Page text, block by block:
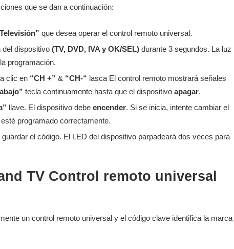
que se dan a continuación:
que desea operar el control remoto universal.
del dispositivo (TV, DVD, IVA y OK/SEL) durante 3 segundos. La luz
programación.
clic en “CH +” & “CH-“ lasca El control remoto mostrará señales
tecla continuamente hasta que el dispositivo apagar.
llave. El dispositivo debe encender. Si se inicia, intente cambiar el
programado correctamente.
guardar el código. El LED del dispositivo parpadeará dos veces para
TV Control remoto universal
un control remoto universal y el código clave identifica la marca